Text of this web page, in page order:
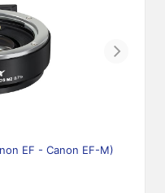
Next
EF - Canon EF-M)